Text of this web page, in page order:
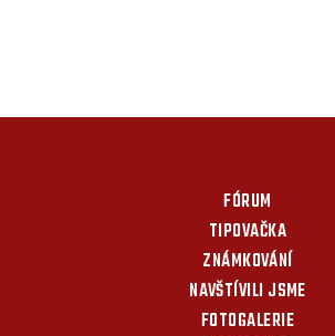
FÓRUM
TIPOVAČKA
ZNÁMKOVÁNÍ
NAVŠTÍVILI JSME
FOTOGALERIE